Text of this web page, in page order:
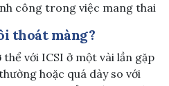
công trong việc mang thai
thoát màng?
với ICSI ở một vài lần gặp
hoặc quá dày so với